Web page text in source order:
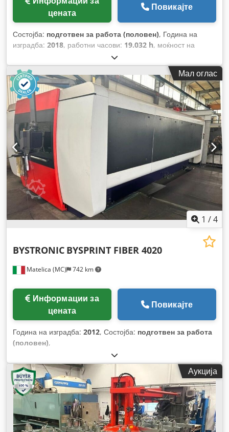
цената
Повикајте
Состојба: подготвен за работа (половен), Година на
изградба: 2018, работни часови: 19.032 h, моќност на
, растојание на движење на Х-оската:
4.000 мм, движење по оската Y:2.000 мм, број на оски:3,
Мал оглас
1 /4
Matelica (MC) 742 km
BYSTRONIC BYSPRINT FIBER 4020
цената
Повикајте
Година на изградба: 2012, Состојба: подготвен за работа
(половен),
Аукција